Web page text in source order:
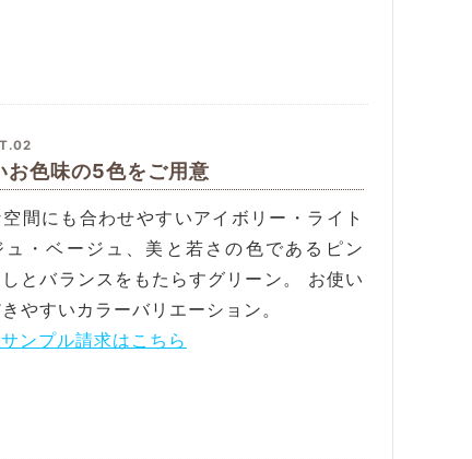
お色味の5色をご用意
間にも合わせやすいアイボリー・ライト
ュ・ベージュ、美と若さの色であるピン
とバランスをもたらすグリーン。 お使い
やすいカラーバリエーション。
ンプル請求はこちら